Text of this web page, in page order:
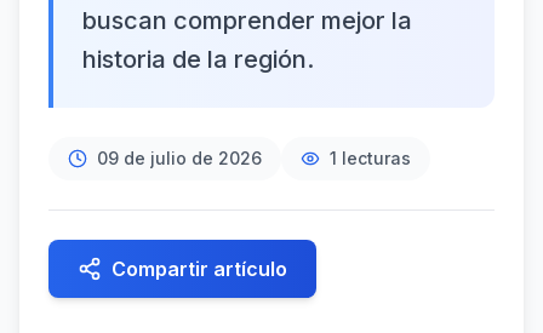
buscan comprender mejor la
historia de la región.
09 de julio de 2026 1 lecturas
Compartir artículo